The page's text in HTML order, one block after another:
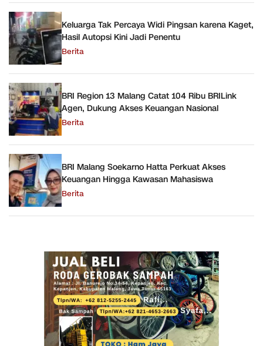
Keluarga Tak Percaya Widi Pingsan karena Kaget,
Hasil Autopsi Kini Jadi Penentu
Berita
BRI Region 13 Malang Catat 104 Ribu BRILink
Agen, Dukung Akses Keuangan Nasional
Berita
BRI Malang Soekarno Hatta Perkuat Akses
Keuangan Hingga Kawasan Mahasiswa
Berita